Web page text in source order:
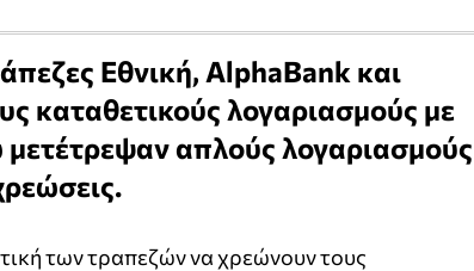
Εθνική, AlphaBank και
καταθετικούς λογαριασμούς με
απλούς λογαριασμούς
των τραπεζών να χρεώνουν τους